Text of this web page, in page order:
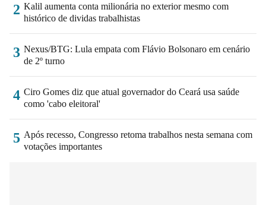
2 Kalil aumenta conta milionária no exterior mesmo com
histórico de dividas trabalhistas
3 Nexus/BTG: Lula empata com Flávio Bolsonaro em cenário
de 2º turno
4 Ciro Gomes diz que atual governador do Ceará usa saúde
como 'cabo eleitoral'
5 Após recesso, Congresso retoma trabalhos nesta semana com
votações importantes